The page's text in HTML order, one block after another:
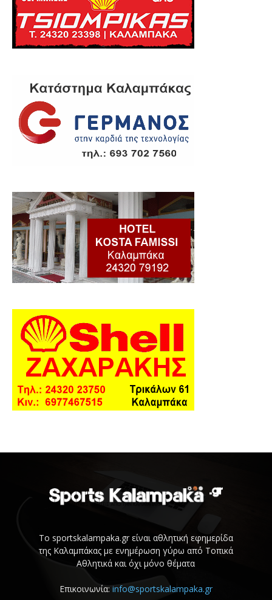
Το sportskalampaka.gr είναι αθλητική εφημερίδα
της Καλαμπάκας με ενημέρωση γύρω από Τοπικά
Αθλητικά και όχι μόνο θέματα
Επικοινωνία: info@sportskalampaka.gr